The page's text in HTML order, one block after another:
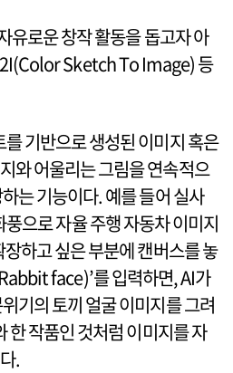
유로운 창작 활동을 돕고자 아
Sketch To Image) 등
를 기반으로 생성된 이미지 혹은
와 어울리는 그림을 연속적으
는 기능이다. 예를 들어 실사
으로 자율 주행 자동차 이미지
하고 싶은 부분에 캔버스를 놓
face)’를 입력하면, AI가
기의 토끼 얼굴 이미지를 그려
한 작품인 것처럼 이미지를 자
.